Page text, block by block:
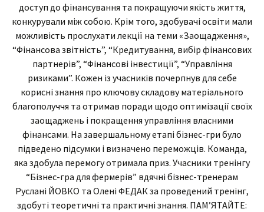
доступ до фінансування та покращуючи якість життя,
конкурували між собою. Крім того, здобувачі освіти мали
можливість прослухати лекції на теми «Заощадження»,
“Фінансова звітність”, “Кредитування, вибір фінансових
партнерів”, “Фінансові інвестиції”, “Управління
ризиками”. Кожен із учасників почерпнув для себе
корисні знання про ключову складову матеріального
благополуччя та отримав поради щодо оптимізації своїх
заощаджень і покращення управління власними
фінансами. На завершальному етапі бізнес-гри було
підведено підсумки і визначено переможців. Команда,
яка здобула перемогу отримала приз. Учасники тренінгу
“Бізнес-гра для фермерів” вдячні бізнес-тренерам
Руслані ЙОВКО та Олені ФЕДАК за проведений тренінг,
здобуті теоретичні та практичні знання. ПАМ’ЯТАЙТЕ: